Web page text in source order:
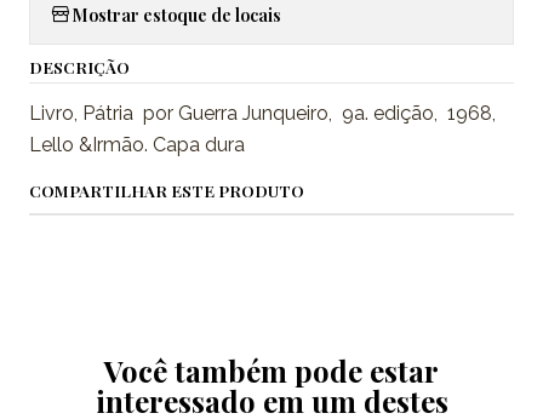
Mostrar estoque de locais
DESCRIÇÃO
Livro, Pátria por Guerra Junqueiro, 9a. edição, 1968,
Lello &Irmão. Capa dura
COMPARTILHAR ESTE PRODUTO
Você também pode estar
interessado em um destes